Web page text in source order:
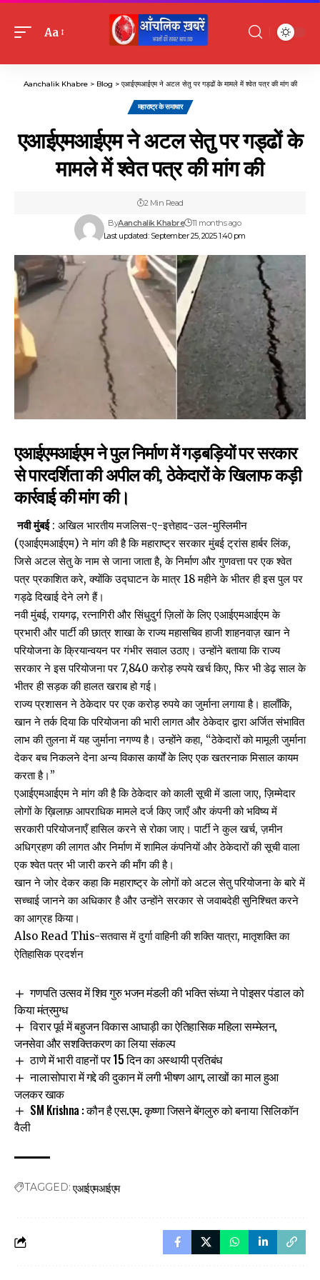
Font
Aa
Aanchalik Khabre> Blog > एआईएमआईएम ने अटल सेतु पर गड्ढों के मामले में श्वेत पत्र की मांग की
महाराष्ट्र के समाचार
एआईएमआईएम ने अटल सेतु पर गड्ढों के
मामले में श्वेत पत्र की मांग की
Last updated: September 25, 2025 1:40 pm
ByAanchalik Khabre 11 months ago
2 Min Read
एआईएमआईएम ने पुल निर्माण में गड़बड़ियों पर सरकार
से पारदर्शिता की अपील की, ठेकेदारों के खिलाफ कड़ी
कार्रवाई की मांग की।
नवी मुंबई: अखिल भारतीय मजलिस-ए-इत्तेहाद-उल-मुस्लिमीन
(एआईएमआईएम) ने मांग की है कि महाराष्ट्र सरकार मुंबई ट्रांस हार्बर लिंक,
जिसे अटल सेतु के नाम से जाना जाता है, के निर्माण और गुणवत्ता पर एक श्वेत
पत्र प्रकाशित करे, क्योंकि उद्घाटन के मात्र 18 महीने के भीतर ही इस पुल पर
गड्ढे दिखाई देने लगे हैं।
नवी मुंबई, रायगढ़, रत्नागिरी और सिंधुदुर्ग ज़िलों के लिए एआईएमआईएम के
प्रभारी और पार्टी की छात्र शाखा के राज्य महासचिव हाजी शाहनवाज़ खान ने
परियोजना के क्रियान्वयन पर गंभीर सवाल उठाए। उन्होंने बताया कि राज्य
सरकार ने इस परियोजना पर 7,840 करोड़ रुपये खर्च किए, फिर भी डेढ़ साल के
भीतर ही सड़क की हालत खराब हो गई।
राज्य प्रशासन ने ठेकेदार पर एक करोड़ रुपये का जुर्माना लगाया है। हालाँकि,
खान ने तर्क दिया कि परियोजना की भारी लागत और ठेकेदार द्वारा अर्जित संभावित
लाभ की तुलना में यह जुर्माना नगण्य है। उन्होंने कहा, “ठेकेदारों को मामूली जुर्माना
देकर बच निकलने देना अन्य विकास कार्यों के लिए एक खतरनाक मिसाल कायम
करता है।”
एआईएमआईएम ने मांग की है कि ठेकेदार को काली सूची में डाला जाए, ज़िम्मेदार
लोगों के ख़िलाफ़ आपराधिक मामले दर्ज किए जाएँ और कंपनी को भविष्य में
सरकारी परियोजनाएँ हासिल करने से रोका जाए। पार्टी ने कुल खर्च, ज़मीन
अधिग्रहण की लागत और निर्माण में शामिल कंपनियों और ठेकेदारों की सूची वाला
एक श्वेत पत्र भी जारी करने की माँग की है।
खान ने जोर देकर कहा कि महाराष्ट्र के लोगों को अटल सेतु परियोजना के बारे में
सच्चाई जानने का अधिकार है और उन्होंने सरकार से जवाबदेही सुनिश्चित करने
का आग्रह किया।
Also Read This-सतवास में दुर्गा वाहिनी की शक्ति यात्रा, मातृशक्ति का
ऐतिहासिक प्रदर्शन
गणपति उत्सव में शिव गुरु भजन मंडली की भक्ति संध्या ने पोइसर पंडाल को
किया मंत्रमुग्ध
विरार पूर्व में बहुजन विकास आघाड़ी का ऐतिहासिक महिला सम्मेलन,
जनसेवा और सशक्तिकरण का लिया संकल्प
ठाणे में भारी वाहनों पर 15 दिन का अस्थायी प्रतिबंध
नालासोपारा में गद्दे की दुकान में लगी भीषण आग, लाखों का माल हुआ
जलकर खाक
SM Krishna : कौन है एस.एम. कृष्णा जिसने बेंगलुरु को बनाया सिलिकॉन
वैली
TAGGED: एआईएमआईएम